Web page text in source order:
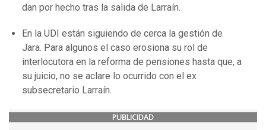
dan por hecho tras la salida de Larraín.
En la UDI están siguiendo de cerca la gestión de
Jara. Para algunos el caso erosiona su rol de
interlocutora en la reforma de pensiones hasta que, a
su juicio, no se aclare lo ocurrido con el ex
subsecretario Larraín.
PUBLICIDAD